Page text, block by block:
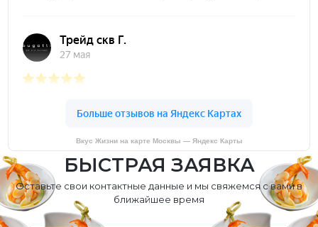
Вкус Жизни на карте Москвы — Яндекс Карты
БЫСТРАЯ ЗАЯВКА
Оставьте свои контактные данные и мы свяжемся с вами в
ближайшее время